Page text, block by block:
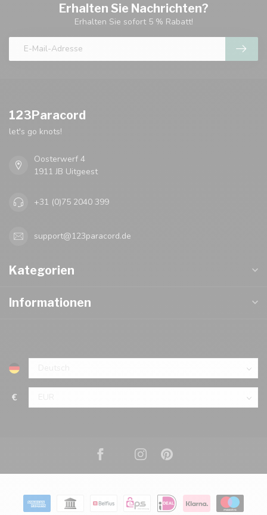
Erhalten Sie Nachrichten?
Erhalten Sie sofort 5 % Rabatt!
123Paracord
let's go knots!
Oosterwerf 4
1911 JB Uitgeest
+31 (0)75 2040 399
support@123paracord.de
Kategorien
Informationen
€